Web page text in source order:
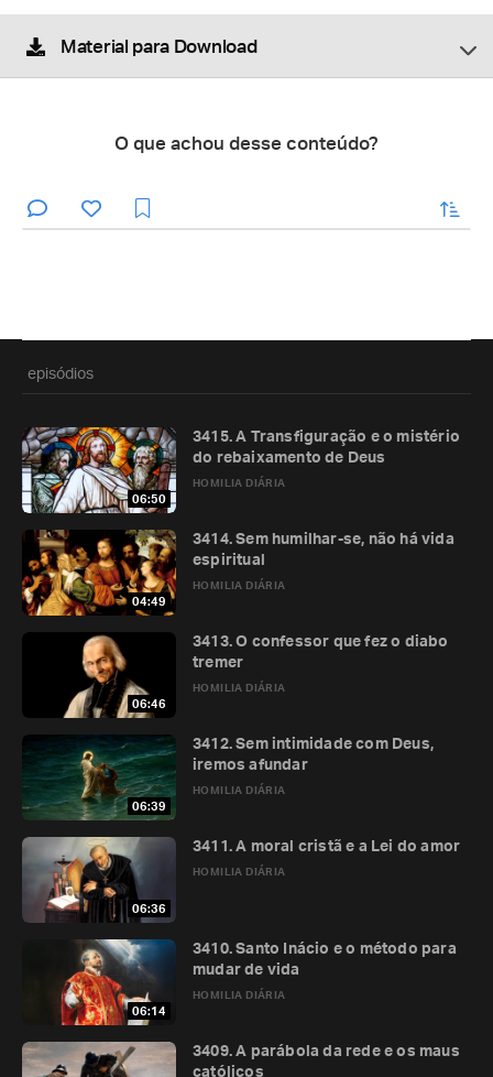
Material para Download
O que achou desse conteúdo?
enviar
episódios
06:50
HOMILIA DIÁRIA
3415. A Transfiguração e o mistério
do rebaixamento de Deus
04:49
HOMILIA DIÁRIA
3414. Sem humilhar-se, não há vida
espiritual
06:46
HOMILIA DIÁRIA
3413. O confessor que fez o diabo
tremer
06:39
HOMILIA DIÁRIA
3412. Sem intimidade com Deus,
iremos afundar
06:36
HOMILIA DIÁRIA
3411. A moral cristã e a Lei do amor
06:14
HOMILIA DIÁRIA
3410. Santo Inácio e o método para
mudar de vida
3409. A parábola da rede e os maus
católicos